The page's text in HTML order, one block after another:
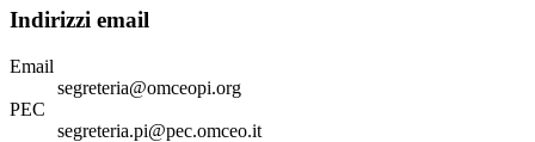
Indirizzi email
Email
segreteria@omceopi.org
PEC
segreteria.pi@pec.omceo.it